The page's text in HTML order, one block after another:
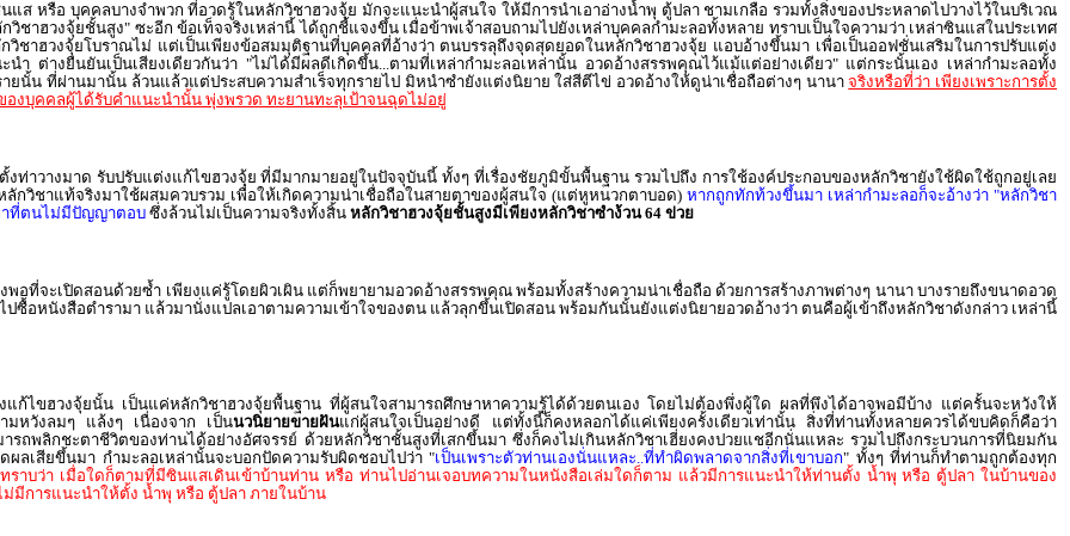
ส หรือ บุคคลบางจำพวก ที่อวดรู้ในหลักวิชาฮวงจุ้ย มักจะแนะนำผู้สนใจ ให้มีการนำเอาอ่างน้ำพุ ตู้ปลา ชามเกลือ รวมทั้งสิ่งของประหลาดไปวางไว้ในบริเวณ
ชาฮวงจุ้ยชั้นสูง" ซะอีก ข้อเท็จจริงเหล่านี้ ได้ถูกชี้แจงขึ้น เมื่อข้าพเจ้าสอบถามไปยังเหล่าบุคคลกำมะลอทั้งหลาย ทราบเป็นใจความว่า เหล่าซินแสในประเทศ
ชาฮวงจุ้ยโบราณไม่ แต่เป็นเพียงข้อสมมุติฐานที่บุคคลที่อ้างว่า ตนบรรลุถึงจุดสุดยอดในหลักวิชาฮวงจุ้ย แอบอ้างขึ้นมา เพื่อเป็นออฟชั่นเสริมในการปรับแต่ง
ำ ต่างยืนยันเป็นเสียงเดียวกันว่า "ไม่ได้มีผลดีเกิดขึ้น...ตามที่เหล่ากำมะลอเหล่านั้น อวดอ้างสรรพคุณไว้แม้แต่อย่างเดียว" แต่กระนั้นเอง เหล่ากำมะลอทั้ง
ยนั้น ที่ผ่านมานั้น ล้วนแล้วแต่ประสบความสำเร็จทุกรายไป มิหนำซำยังแต่งนิยาย ใส่สีตีไข่ อวดอ้างให้ดูน่าเชื่อถือต่างๆ นานาจริงหรือที่ว่า เพียงเพราะการตั้ง
องบุคคลผู้ได้รับคำแนะนำนั้น พุ่งพรวด ทะยานทะลุเป้าจนฉุดไม่อยู่
ท่าวางมาด รับปรับแต่งแก้ไขฮวงจุ้ย ที่มีมากมายอยู่ในปัจจุบันนี้ ทั้งๆ ที่เรื่องชัยภูมิขั้นพื้นฐาน รวมไปถึง การใช้องค์ประกอบของหลักวิชายังใช้ผิดใช้ถูกอยู่เลย
กวิชาแท้จริงมาใช้ผสมควบรวม เพื่อให้เกิดความน่าเชื่อถือในสายตาของผู้สนใจ (แต่หูหนวกตาบอด) หากถูกทักท้วงขึ้นมา เหล่ากำมะลอก็จะอ้างว่า "หลักวิชา
าที่ตนไม่มีปัญญาตอบ ซึ่งล้วนไม่เป็นความจริงทั้งสิ้น หลักวิชาฮวงจุ้ยชั้นสูงมีเพียงหลักวิชาซำง้วน 64 ข่วย
พอที่จะเปิดสอนด้วยซ้ำ เพียงแค่รู้โดยผิวเผิน แต่ก็พยายามอวดอ้างสรรพคุณ พร้อมทั้งสร้างความน่าเชื่อถือ ด้วยการสร้างภาพต่างๆ นานา บางรายถึงขนาดอวด
ไปซื้อหนังสือตำรามา แล้วมานั่งแปลเอาตามความเข้าใจของตน แล้วลุกขึ้นเปิดสอน พร้อมกันนั้นยังแต่งนิยายอวดอ้างว่า ตนคือผู้เข้าถึงหลักวิชาดังกล่าว เหล่านี้
แก้ไขฮวงจุ้ยนั้น เป็นแค่หลักวิชาฮวงจุ้ยพื้นฐาน ที่ผู้สนใจสามารถศึกษาหาความรู้ได้ด้วยตนเอง โดยไม่ต้องพึ่งผู้ใด ผลที่พึงได้อาจพอมีบ้าง แต่ครั้นจะหวังให้
มหวังลมๆ แล้งๆ เนื่องจาก เป็นนวนิยายขายฝันแก่ผู้สนใจเป็นอย่างดี แต่ทั้งนี้ก็คงหลอกได้แค่เพียงครั้งเดียวเท่านั้น สิ่งที่ท่านทั้งหลายควรได้ขบคิดก็คือว่า
รถพลิกชะตาชีวิตของท่านได้อย่างอัศจรรย์ ด้วยหลักวิชาชั้นสูงที่เสกขึ้นมา ซึ่งก็คงไม่เกินหลักวิชาเฮี่ยงคงปวยแชอีกนั่นแหละ รวมไปถึงกระบวนการที่นิยมกัน
ลเสียขึ้นมา กำมะลอเหล่านั้นจะบอกปัดความรับผิดชอบไปว่า "เป็นเพราะตัวท่านเองนั่นแหละ..ที่ทำผิดพลาดจากสิ่งที่เขาบอก" ทั้งๆ ที่ท่านก็ทำตามถูกต้องทุก
ราบว่า เมื่อใดก็ตามที่มีซินแสเดินเข้าบ้านท่าน หรือ ท่านไปอ่านเจอบทความในหนังสือเล่มใดก็ตาม แล้วมีการแนะนำให้ท่านตั้ง น้ำพุ หรือ ตู้ปลา ในบ้านของ
มีการแนะนำให้ตั้ง น้ำพุ หรือ ตู้ปลา ภายในบ้าน